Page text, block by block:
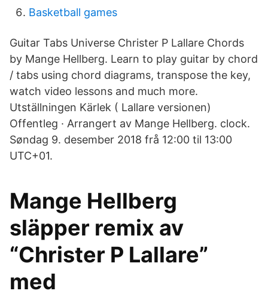
Basketball games
Guitar Tabs Universe Christer P Lallare Chords
by Mange Hellberg. Learn to play guitar by chord
/ tabs using chord diagrams, transpose the key,
watch video lessons and much more.
Utställningen Kärlek ( Lallare versionen)
Offentleg · Arrangert av Mange Hellberg. clock.
Søndag 9. desember 2018 frå 12:00 til 13:00
UTC+01.
Mange Hellberg
släpper remix av
“Christer P Lallare”
med